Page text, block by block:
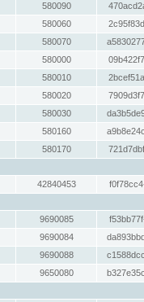
580090
580060
580070
580000
580010
580020
580030
580160
580170
42840453
9690085
9690084
9690088
9650080